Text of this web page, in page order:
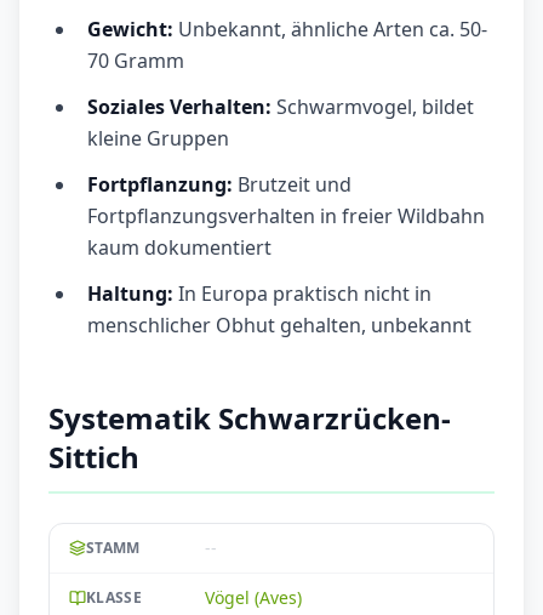
Gewicht: Unbekannt, ähnliche Arten ca. 50-
70 Gramm
Soziales Verhalten: Schwarmvogel, bildet
kleine Gruppen
Fortpflanzung: Brutzeit und
Fortpflanzungsverhalten in freier Wildbahn
kaum dokumentiert
Haltung: In Europa praktisch nicht in
menschlicher Obhut gehalten, unbekannt
Systematik Schwarzrücken-
Sittich
STAMM --
KLASSE Vögel (Aves)